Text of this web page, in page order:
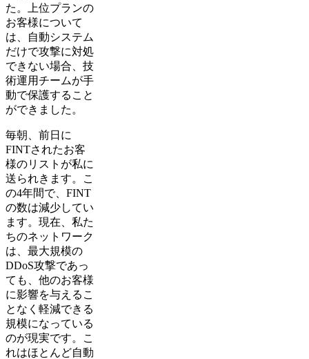
た。上位プランの
お客様について
は、自動システム
だけで攻撃に対処
できない場合、技
術運用チームが手
動で保護すること
ができました。
毎朝、前日に
FINTされたお客
様のリストが私に
送られきます。こ
の4年間で、FINT
の数は減少してい
ます。現在、私た
ちのネットワーク
は、最大規模の
DDoS攻撃であっ
ても、他のお客様
に影響を与えるこ
となく軽減できる
規模になっている
のが現実です。こ
れはほとんど自動